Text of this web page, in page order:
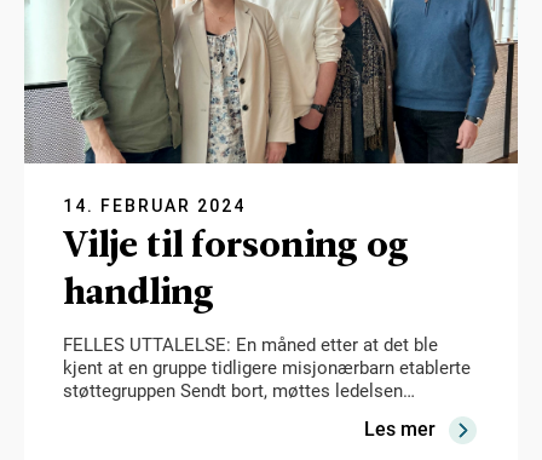
14. FEBRUAR 2024
Vilje til forsoning og
handling
FELLES UTTALELSE: En måned etter at det ble
kjent at en gruppe tidligere misjonærbarn etablerte
støttegruppen Sendt bort, møttes ledelsen…
Les mer